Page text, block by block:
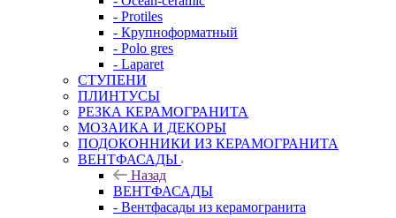
- Protiles
- Крупноформатный
- Polo gres
- Laparet
СТУПЕНИ
ПЛИНТУСЫ
РЕЗКА КЕРАМОГРАНИТА
МОЗАИКА И ДЕКОРЫ
ПОДОКОННИКИ ИЗ КЕРАМОГРАНИТА
ВЕНТФАСАДЫ
Назад
ВЕНТФАСАДЫ
- Вентфасады из керамогранита